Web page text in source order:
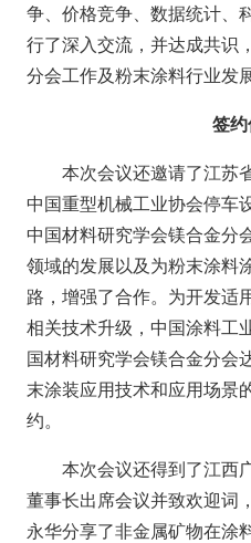
争、价格竞争、数据统计、
行了深入交流，并达成共识
分会工作及粉末涂料行业发
签
本次会议还邀请了江苏省
中国重型机械工业协会停车
中国材料研究学会镁合金分
领域的发展以及为粉末涂料
路，增强了合作。为开发适
相关技术升级，中国涂料工
国材料研究学会镁合金分会
末涂装应用技术和应用场景
约。
本次会议还得到了江西
董事长出席会议并致欢迎词
永华分享了非金属矿物在涂